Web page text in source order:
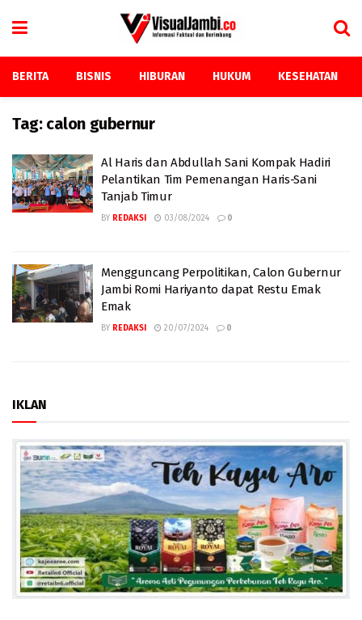
BERITA BISNIS HIBURAN HUKUM KESEHATAN
Tag: calon gubernur
Al Haris dan Abdullah Sani Kompak Hadiri
Pelantikan Tim Pemenangan Haris-Sani
Tanjab Timur
BY REDAKSI 03/08/2024 0
Mengguncang Perpolitikan, Calon Gubernur
Jambi Romi Hariyanto dapat Restu Emak
Emak
BY REDAKSI 20/07/2024 0
IKLAN